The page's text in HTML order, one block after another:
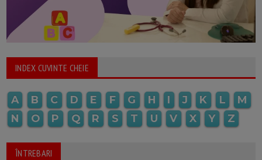
INDEX CUVINTE CHEIE
A B C D E F G H I J K L
M
N
O P Q R S T U V X Y Z
ÎNTREBARI